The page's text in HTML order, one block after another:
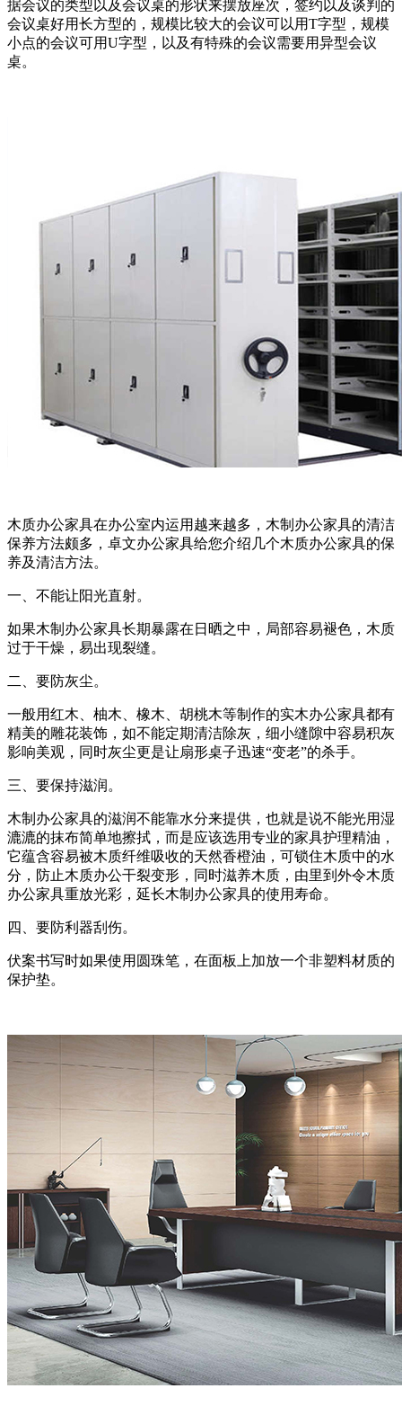
据会议的类型以及会议桌的形状来摆放座次，签约以及谈判的
会议桌好用长方型的，规模比较大的会议可以用T字型，规模
小点的会议可用U字型，以及有特殊的会议需要用异型会议
桌。
木质办公家具在办公室内运用越来越多，木制办公家具的清洁
保养方法颇多，卓文办公家具给您介绍几个木质办公家具的保
养及清洁方法。
一、不能让阳光直射。
如果木制办公家具长期暴露在日晒之中，局部容易褪色，木质
过于干燥，易出现裂缝。
二、要防灰尘。
一般用红木、柚木、橡木、胡桃木等制作的实木办公家具都有
精美的雕花装饰，如不能定期清洁除灰，细小缝隙中容易积灰
影响美观，同时灰尘更是让扇形桌子迅速“变老”的杀手。
三、要保持滋润。
木制办公家具的滋润不能靠水分来提供，也就是说不能光用湿
漉漉的抹布简单地擦拭，而是应该选用专业的家具护理精油，
它蕴含容易被木质纤维吸收的天然香橙油，可锁住木质中的水
分，防止木质办公干裂变形，同时滋养木质，由里到外令木质
办公家具重放光彩，延长木制办公家具的使用寿命。
四、要防利器刮伤。
伏案书写时如果使用圆珠笔，在面板上加放一个非塑料材质的
保护垫。